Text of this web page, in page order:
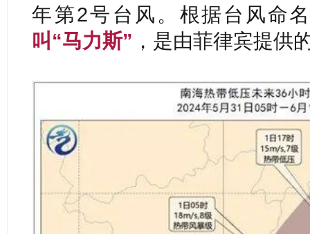
年第2号台风。 根据台风命
叫“马力斯” ，是由菲律宾提供